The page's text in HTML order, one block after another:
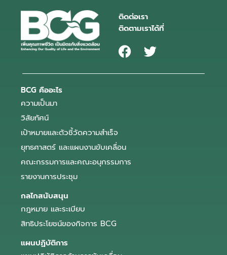
ติดต่อเรา
ติดตามเราได้ที่
BCG คืออะไร
ความเป็นมา
วิสัยทัศน์
เป้าหมายและตัวชี้วัดความสำเร็จ
ยุทธศาสตร์ และแผนงานขับเคลื่อน
คณะกรรมการและคณะอนุกรรมการ
รายงานการประชุม
กลไกสนับสนุน
กฎหมาย และระเบียบ
สิทธิประโยชน์ของกิจการ BCG
แผนปฏิบัติการ